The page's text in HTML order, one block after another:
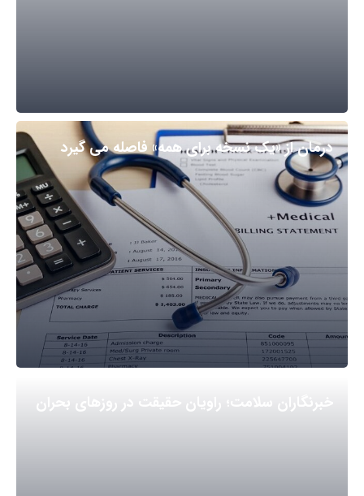
درمان از «یک نسخه برای همه» فاصله می گیرد
خبرنگاران سلامت؛ راویان حقیقت در روزهای بحران